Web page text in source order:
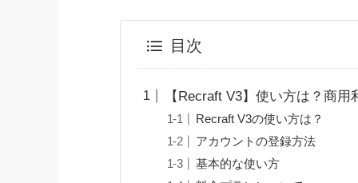
目次
【Recraft V3】使い方は？商用
Recraft V3の使い方は？
アカウントの登録方法
基本的な使い方